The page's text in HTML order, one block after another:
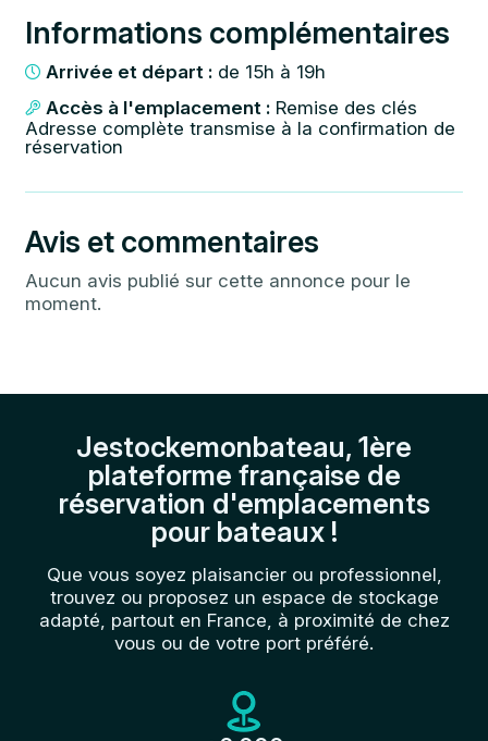
Informations complémentaires
Arrivée et départ : de 15h à 19h
Accès à l'emplacement : Remise des clés
Adresse complète transmise à la confirmation de
réservation
Avis et commentaires
Aucun avis publié sur cette annonce pour le
moment.
Jestockemonbateau, 1ère
plateforme française de
réservation d'emplacements
pour bateaux !
Que vous soyez plaisancier ou professionnel,
trouvez ou proposez un espace de stockage
adapté, partout en France, à proximité de chez
vous ou de votre port préféré.